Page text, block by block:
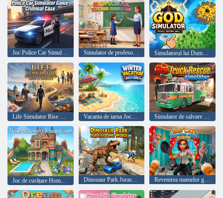
Joc Police Car Simulator Criminal Case Simulator de profesor de liceu Simulatorul lui Dumnezeu
Life Simulator Rise & Legacy Vacanta de iarna Jocuri pe plaja Simulator de salvare a camionului de pompieri
Dinozaur Park Jurassic Dino World Revenirea mamelor glumelor pisici rele